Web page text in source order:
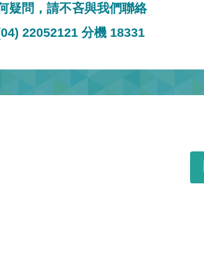
疑問，請不吝與我們聯絡
22052121 分機 18331